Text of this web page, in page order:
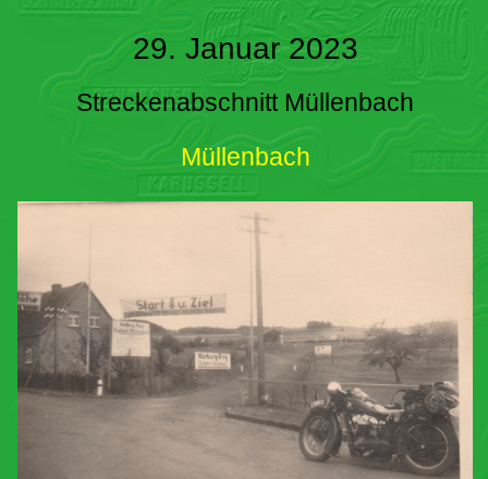
29. Januar 2023
Streckenabschnitt Müllenbach
Müllenbach